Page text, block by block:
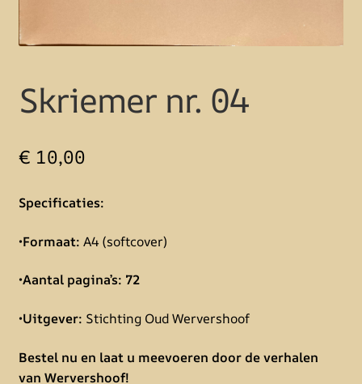
Skriemer nr. 04
€ 10,00
Specificaties:
•Formaat: A4 (softcover)
•Aantal pagina’s: 72
•Uitgever: Stichting Oud Wervershoof
Bestel nu en laat u meevoeren door de verhalen
van Wervershoof!